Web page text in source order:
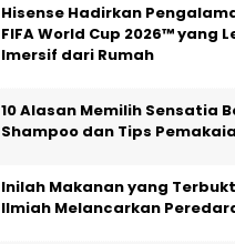
Hisense Hadirkan
FIFA World Cup 2026™ yang
Imersif dari Rumah
10 Alasan Memilih Sensatia
Shampoo dan Tips
Inilah Makanan yang
Ilmiah Melancarkan